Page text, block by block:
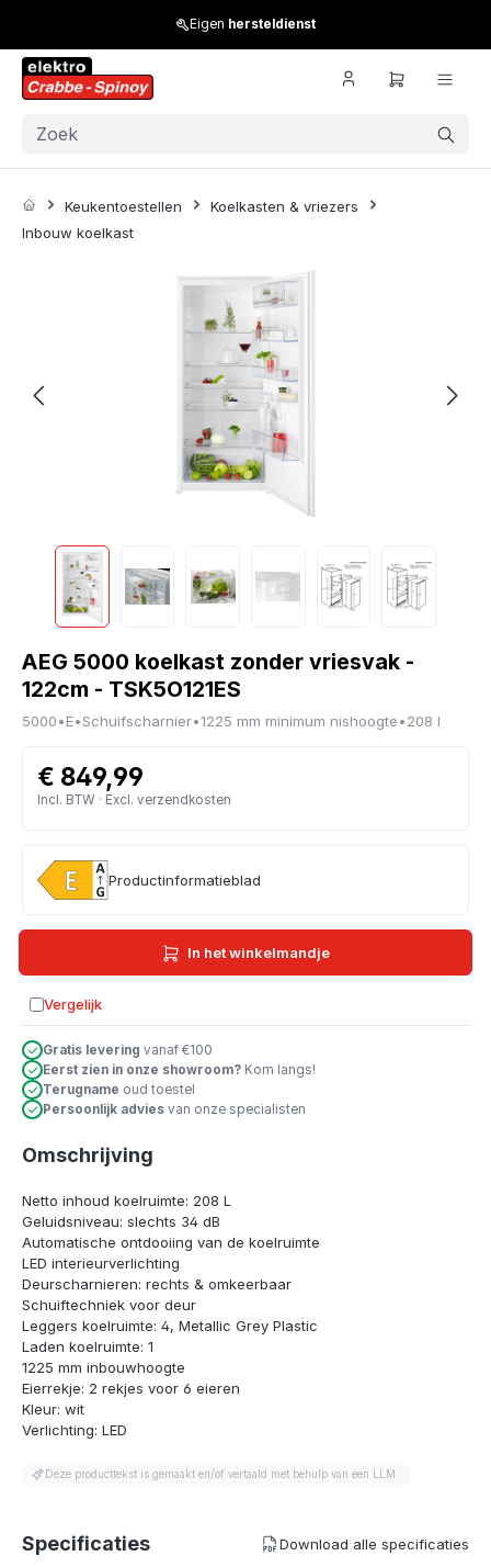
Eigen hersteldienst
Keukentoestellen
Koelkasten & vriezers
Inbouw koelkast
AEG 5000 koelkast zonder vriesvak -
122cm - TSK5O121ES
5000•E•Schuifscharnier•1225 mm minimum nishoogte•208 l
€ 849,99
Incl. BTW · Excl. verzendkosten
Productinformatieblad
In het winkelmandje
Vergelijk
Toevoegen aan vergelijking
Gratis levering vanaf €100
Eerst zien in onze showroom? Kom langs!
Terugname oud toestel
Persoonlijk advies van onze specialisten
Omschrijving
Netto inhoud koelruimte: 208 L
Geluidsniveau: slechts 34 dB
Automatische ontdooiing van de koelruimte
LED interieurverlichting
Deurscharnieren: rechts & omkeerbaar
Schuiftechniek voor deur
Leggers koelruimte: 4, Metallic Grey Plastic
Laden koelruimte: 1
1225 mm inbouwhoogte
Eierrekje: 2 rekjes voor 6 eieren
Kleur: wit
Verlichting: LED
Deze producttekst is gemaakt en/of vertaald met behulp van een LLM.
Specificaties Download alle specificaties